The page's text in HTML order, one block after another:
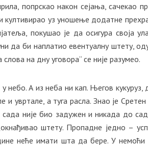
попрскао након сејања, сачекао
култивирао уз уношење додатне
покушао је да осигура своја
да би наплатио евентуалну штету,
на дну уговора“ се није разумео.
небо. А из неба ни кап. Његов кукуруз,
и увртале, а туга расла. Знао је
није био задужен и никада до
штету. Пропадне једно –
неће имати шта да бере. У немоћи